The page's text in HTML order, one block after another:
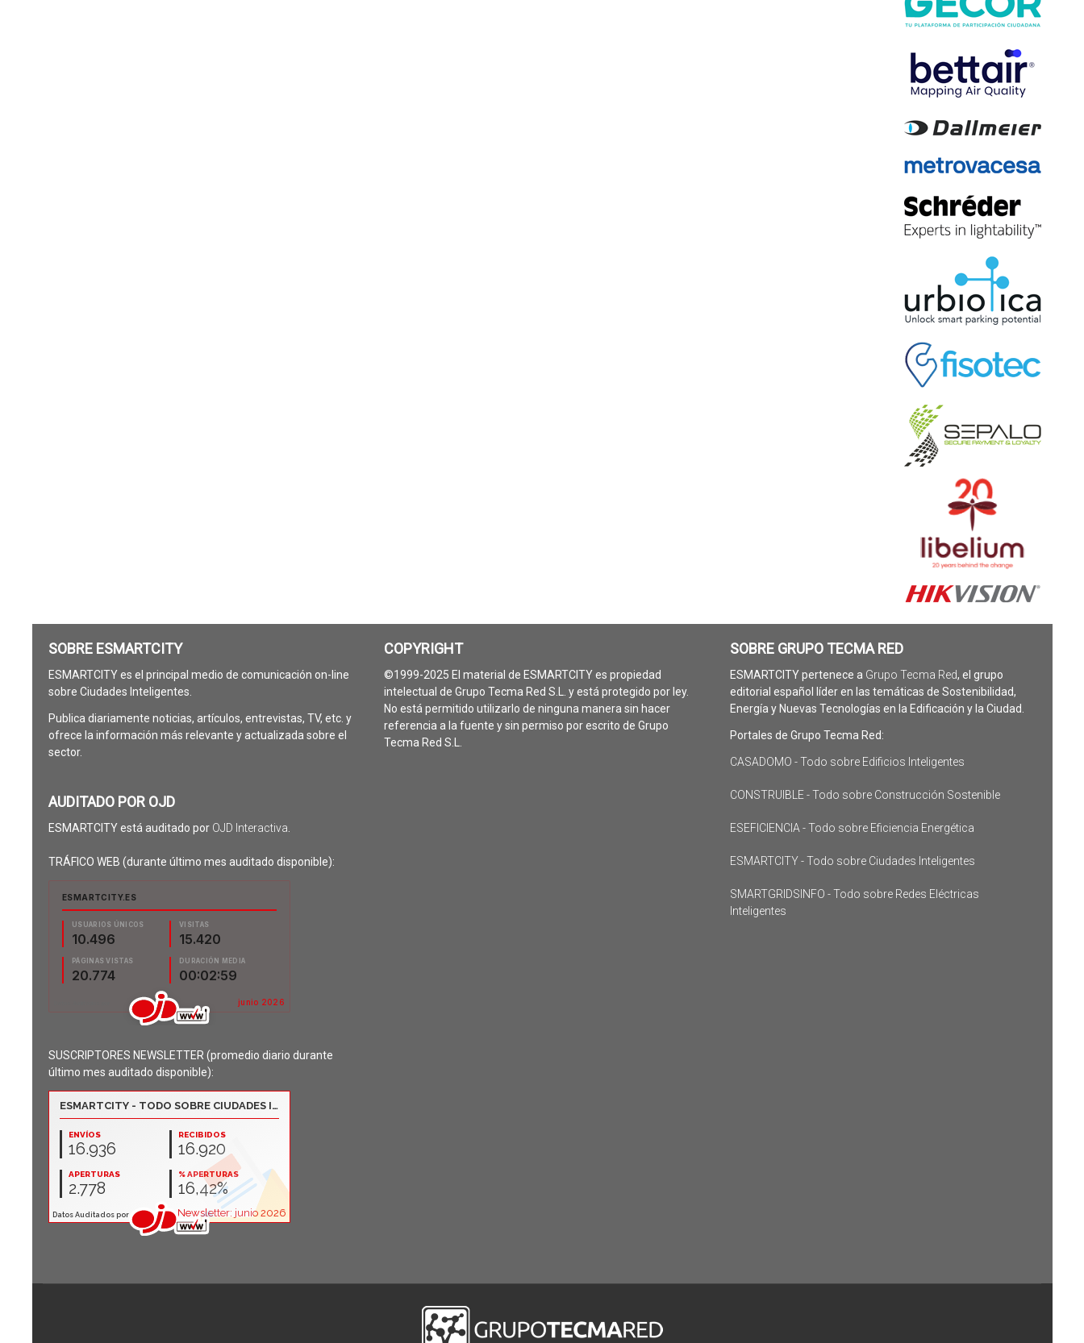
SOBRE ESMARTCITY
ESMARTCITY es el principal medio de comunicación on-line
sobre Ciudades Inteligentes.
Publica diariamente noticias, artículos, entrevistas, TV, etc. y
ofrece la información más relevante y actualizada sobre el
sector.
AUDITADO POR OJD
ESMARTCITY está auditado por OJD Interactiva
TRÁFICO WEB (durante último mes auditado disponible):
SUSCRIPTORES NEWSLETTER (promedio diario durante
último mes auditado disponible):
COPYRIGHT
©1999-2025 El material de ESMARTCITY es propiedad
intelectual de Grupo Tecma Red S.L. y está protegido por ley.
No está permitido utilizarlo de ninguna manera sin hacer
referencia a la fuente y sin permiso por escrito de Grupo
Tecma Red S.L.
SOBRE GRUPO TECMA RED
ESMARTCITY pertenece a Grupo Tecma Red, el grupo
editorial español líder en las temáticas de Sostenibilidad,
Energía y Nuevas Tecnologías en la Edificación y la Ciudad.
Portales de Grupo Tecma Red:
CASADOMO - Todo sobre Edificios Inteligentes
CONSTRUIBLE - Todo sobre Construcción Sostenible
ESEFICIENCIA - Todo sobre Eficiencia Energética
ESMARTCITY - Todo sobre Ciudades Inteligentes
SMARTGRIDSINFO - Todo sobre Redes Eléctricas
Inteligentes